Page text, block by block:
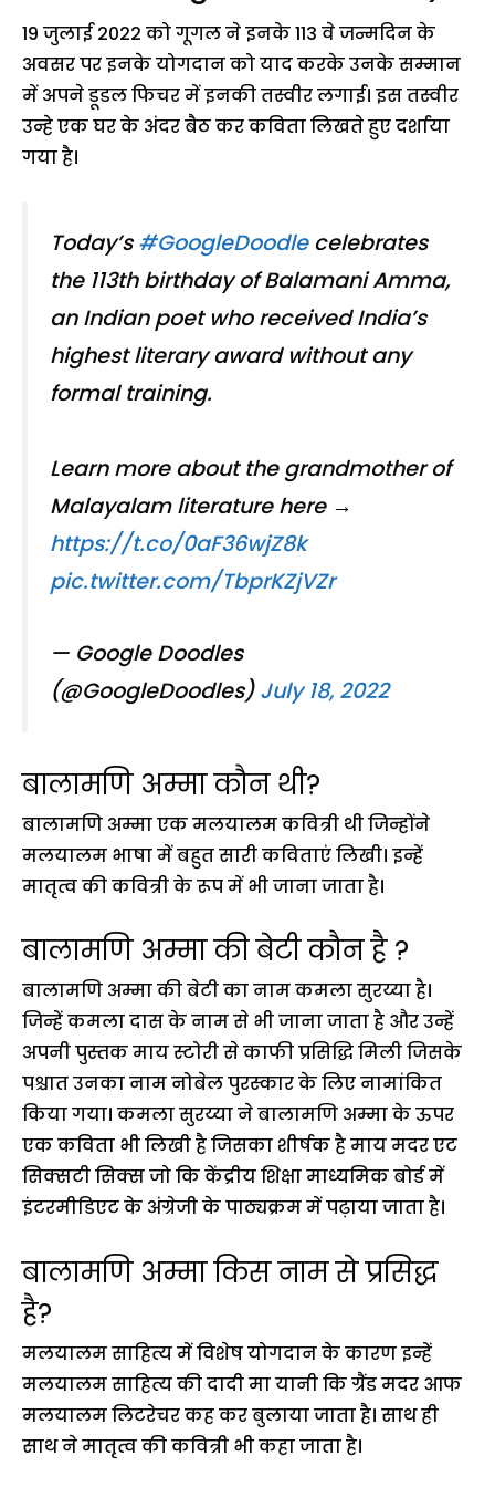
19 जुलाई 2022 को गूगल ने इनके 113 वे जन्मदिन के
अवसर पर इनके योगदान को याद करके उनके सम्मान
में अपने डूडल फिचर में इनकी तस्वीर लगाई। इस तस्वीर
उन्हे एक घर के अंदर बैठ कर कविता लिखते हुए दर्शाया
गया है।
Today’s#GoogleDoodlecelebrates
the 113th birthday of Balamani Amma,
an Indian poet who received India’s
highest literary award without any
formal training.
Learn more about the grandmother of
Malayalam literature here →
https://t.co/0aF36wjZ8k
pic.twitter.com/TbprKZjVZr
— Google Doodles
(@GoogleDoodles)July 18, 2022
बालामणि अम्मा कौन थी?
बालामणि अम्मा एक मलयालम कवित्री थी जिन्होंने
मलयालम भाषा में बहुत सारी कविताएं लिखी। इन्हें
मातृत्व की कवित्री के रूप में भी जाना जाता है।
बालामणि अम्मा की बेटी कौन है ?
बालामणि अम्मा की बेटी का नाम कमला सुरय्या है।
जिन्हें कमला दास के नाम से भी जाना जाता है और उन्हें
अपनी पुस्तक माय स्टोरी से काफी प्रसिद्धि मिली जिसके
पश्चात उनका नाम नोबेल पुरस्कार के लिए नामांकित
किया गया। कमला सुरय्या ने बालामणि अम्मा के ऊपर
एक कविता भी लिखी है जिसका शीर्षक है माय मदर एट
सिक्सटी सिक्स जो कि केंद्रीय शिक्षा माध्यमिक बोर्ड में
इंटरमीडिएट के अंग्रेजी के पाठ्यक्रम में पढ़ाया जाता है।
बालामणि अम्मा किस नाम से प्रसिद्ध
है?
मलयालम साहित्य में विशेष योगदान के कारण इन्हें
मलयालम साहित्य की दादी मा यानी कि ग्रैंड मदर आफ
मलयालम लिटरेचर कह कर बुलाया जाता है। साथ ही
साथ ने मातृत्व की कवित्री भी कहा जाता है।